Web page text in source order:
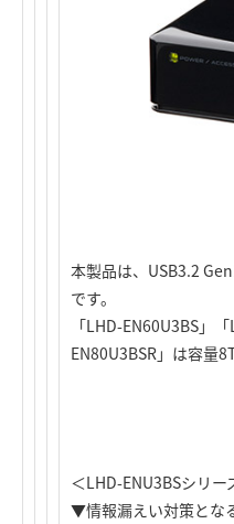
本製品は、USB3.2
です。
「LHD-EN60U3BS」
EN80U3BSR」は容量
＜LHD-ENU3BSシリ
▼情報漏えい対策とな